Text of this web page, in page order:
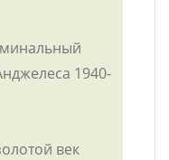
1940-
век